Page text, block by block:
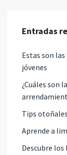
Entradas
Estas son
jóvenes
¿Cuáles son
Tips
Aprende a
Descubre